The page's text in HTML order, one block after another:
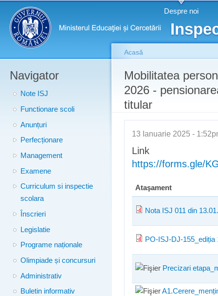
Meniu principal Despre noi
Navigator
Note ISJ
Functionare scoli
Anunțuri
Perfecționare
Management
Examene
Curriculum si inspectie
scolara
Înscrieri
Legislatie
Programe naționale
Olimpiade și concursuri
Administrativ
Buletin informativ
Eşti aici
Acasă
Mobilitatea
2026 -
titular
13 Ianuarie 2025 -
Link
https://forms.gle/
Ataşament
Nota ISJ 011 din
PO-ISJ-DJ-155_ediția
Precizari